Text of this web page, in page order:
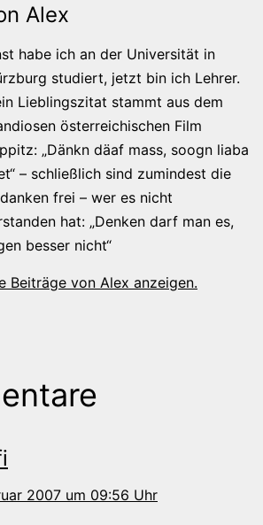
Alex
habe ich an der Universität in
studiert, jetzt bin ich Lehrer.
Lieblingszitat stammt aus dem
österreichischen Film
„Dänkn däaf mass, soogn liaba
– schließlich sind zumindest die
frei – wer es nicht
hat: „Denken darf man es,
besser nicht“
Beiträge von Alex anzeigen.
2007 um 09:56 Uhr